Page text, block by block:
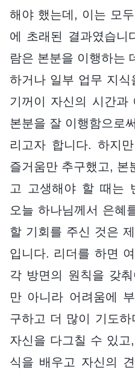
해야 했는데, 이는 모
에 초래된 결과였습
람은 본분을 이행하는
하거나 일부 업무 지
기꺼이 자신의 시간과
본분을 잘 이행함으로
리고자 합니다. 하지
즐거움만 추구했고, 본
고 고생해야 할 때는
오늘 하나님께서 은혜
할 기회를 주신 것은
입니다. 리더를 하면
각 방면의 원칙을 갖
만 아니라 어려움에
구하고 더 많이 기도
자신을 다그칠 수 있
식을 배우고 자신의